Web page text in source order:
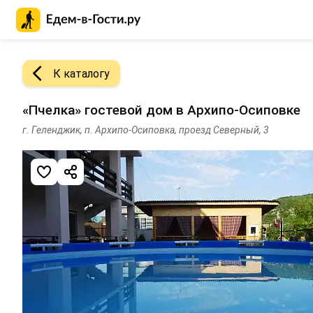
К каталогу
«Пчелка» гостевой дом в Архипо-Осиповке
г. Геленджик, п. Архипо-Осиповка, проезд Северный, 3